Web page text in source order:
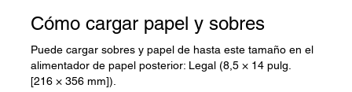
Cómo cargar papel y sobres
Puede cargar sobres y papel de hasta este tamaño en el
alimentador de papel posterior: Legal (8,5 × 14 pulg.
[216 × 356 mm]).